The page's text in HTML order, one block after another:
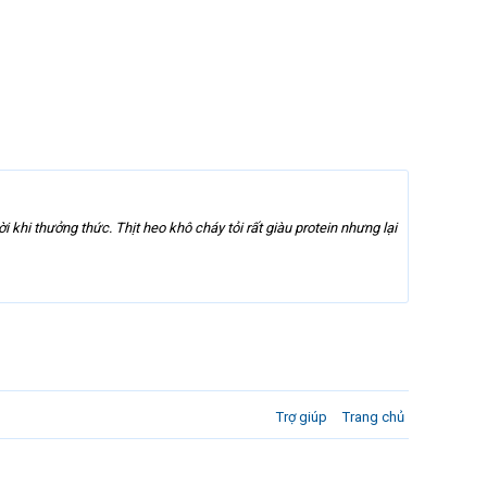
khi thưởng thức. Thịt heo khô cháy tỏi rất giàu protein nhưng lại
Trợ giúp Trang chủ